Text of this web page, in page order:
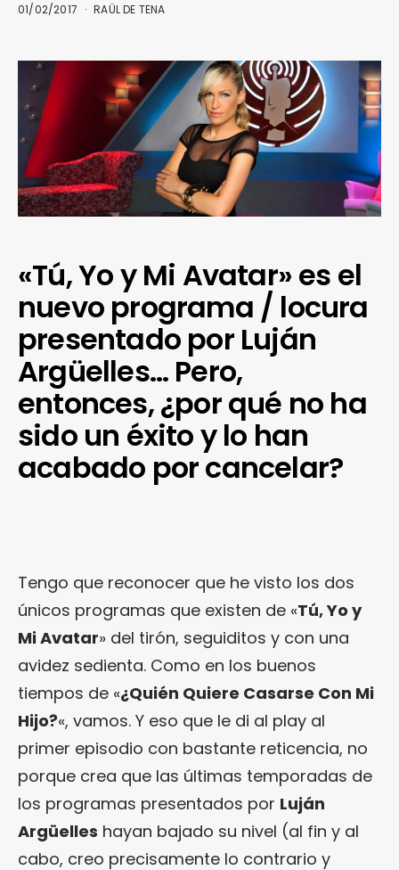
01/02/2017 RAÜL DE TENA
«Tú, Yo y Mi Avatar» es el
nuevo programa / locura
presentado por Luján
Argüelles… Pero,
entonces, ¿por qué no ha
sido un éxito y lo han
acabado por cancelar?
Tengo que reconocer que he visto los dos
únicos programas que existen de «Tú, Yo y
Mi Avatar» del tirón, seguiditos y con una
avidez sedienta. Como en los buenos
tiempos de «¿Quién Quiere Casarse Con Mi
Hijo?«, vamos. Y eso que le di al play al
primer episodio con bastante reticencia, no
porque crea que las últimas temporadas de
los programas presentados por Luján
Argüelles hayan bajado su nivel (al fin y al
cabo, creo precisamente lo contrario y